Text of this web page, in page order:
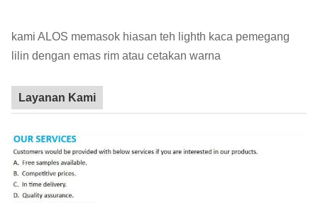
kami ALOS memasok hiasan teh lighth kaca pemegang
lilin dengan emas rim atau cetakan warna
Layanan Kami